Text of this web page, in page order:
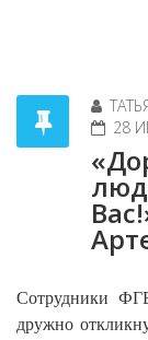
28
Сотрудники
дружно